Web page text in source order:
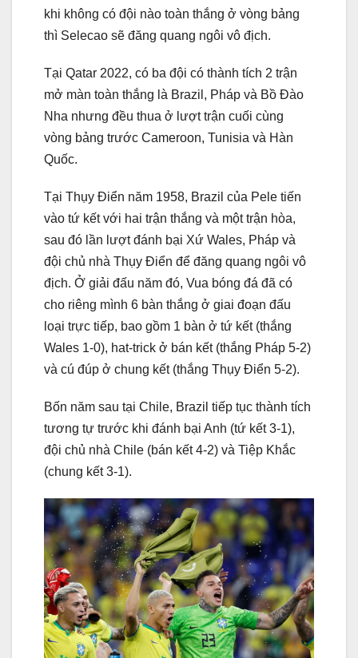
khi không có đội nào toàn thắng ở vòng bảng
thì Selecao sẽ đăng quang ngôi vô địch.
Tại Qatar 2022, có ba đội có thành tích 2 trận
mở màn toàn thắng là Brazil, Pháp và Bồ Đào
Nha nhưng đều thua ở lượt trận cuối cùng
vòng bảng trước Cameroon, Tunisia và Hàn
Quốc.
Tại Thụy Điển năm 1958, Brazil của Pele tiến
vào tứ kết với hai trận thắng và một trận hòa,
sau đó lần lượt đánh bại Xứ Wales, Pháp và
đội chủ nhà Thụy Điển để đăng quang ngôi vô
địch. Ở giải đấu năm đó, Vua bóng đá đã có
cho riêng mình 6 bàn thắng ở giai đoạn đấu
loại trực tiếp, bao gồm 1 bàn ở tứ kết (thắng
Wales 1-0), hat-trick ở bán kết (thắng Pháp 5-2)
và cú đúp ở chung kết (thắng Thụy Điển 5-2).
Bốn năm sau tại Chile, Brazil tiếp tục thành tích
tương tự trước khi đánh bại Anh (tứ kết 3-1),
đội chủ nhà Chile (bán kết 4-2) và Tiệp Khắc
(chung kết 3-1).